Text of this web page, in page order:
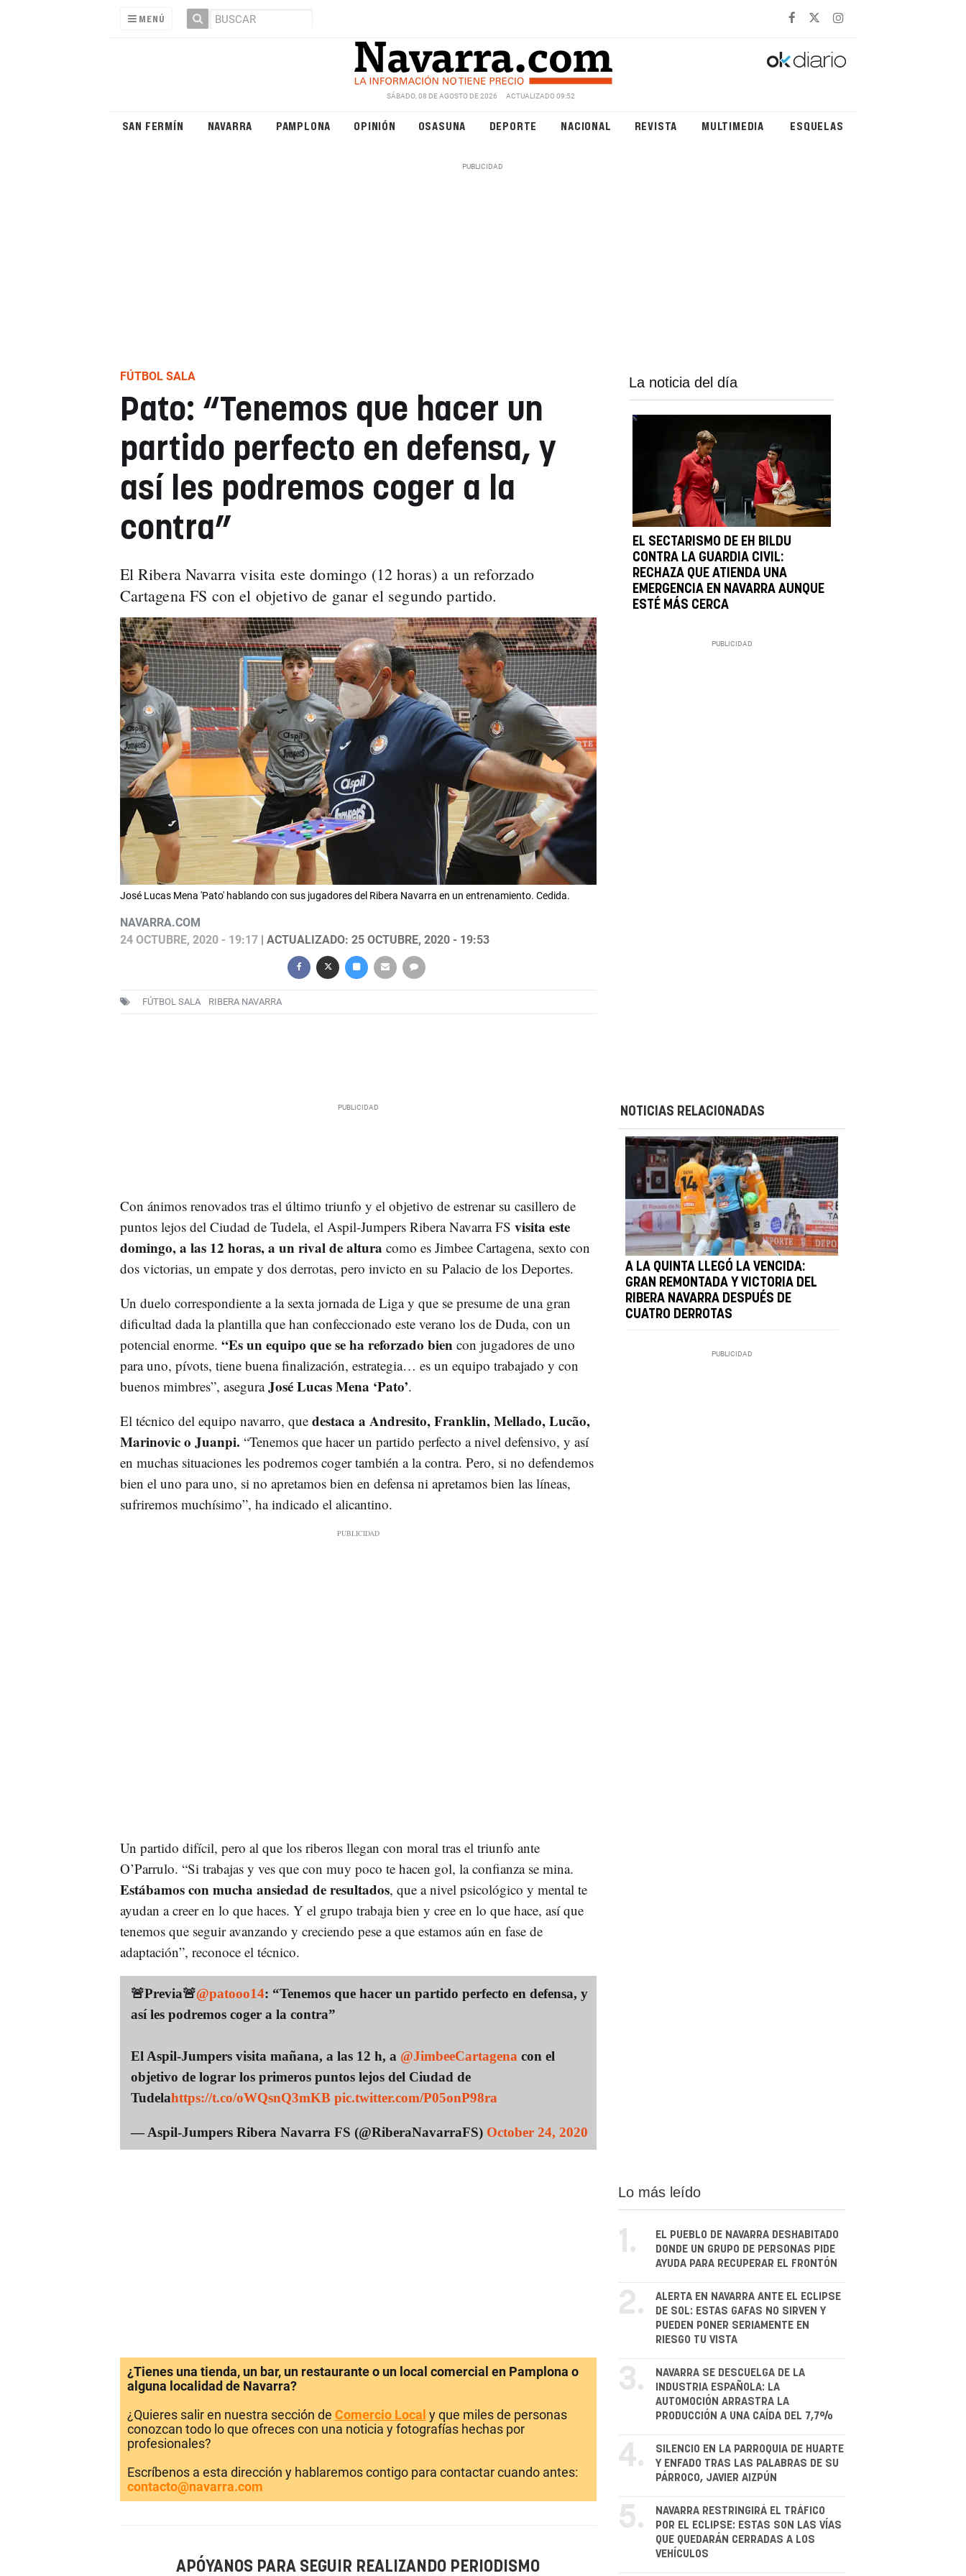
MENÚ
SÁBADO, 08 DE AGOSTO DE 2026 ACTUALIZADO 09:52
SAN FERMÍN NAVARRA PAMPLONA OPINIÓN OSASUNA DEPORTE NACIONAL REVISTA MULTIMEDIA ESQUELAS
FÚTBOL SALA
Pato: “Tenemos que hacer un
partido perfecto en defensa, y
así les podremos coger a la
contra”
El Ribera Navarra visita este domingo (12 horas) a un reforzado
Cartagena FS con el objetivo de ganar el segundo partido.
José Lucas Mena 'Pato' hablando con sus jugadores del Ribera Navarra en un entrenamiento. Cedida.
NAVARRA.COM
24 OCTUBRE, 2020 - 19:17| ACTUALIZADO: 25 OCTUBRE, 2020 - 19:53
FÚTBOL SALA RIBERA NAVARRA
La noticia del día
EL SECTARISMO DE EH BILDU
CONTRA LA GUARDIA CIVIL:
RECHAZA QUE ATIENDA UNA
EMERGENCIA EN NAVARRA AUNQUE
ESTÉ MÁS CERCA
Con ánimos renovados tras el último triunfo y el objetivo de estrenar su casillero de
puntos lejos del Ciudad de Tudela, el Aspil-Jumpers Ribera Navarra FS visita este
domingo, a las 12 horas, a un rival de altura como es Jimbee Cartagena, sexto con
dos victorias, un empate y dos derrotas, pero invicto en su Palacio de los Deportes.
Un duelo correspondiente a la sexta jornada de Liga y que se presume de una gran
dificultad dada la plantilla que han confeccionado este verano los de Duda, con un
potencial enorme. “Es un equipo que se ha reforzado bien con jugadores de uno
para uno, pívots, tiene buena finalización, estrategia… es un equipo trabajado y con
buenos mimbres”, aseguraJosé Lucas Mena ‘Pato’.
El técnico del equipo navarro, que destaca a Andresito, Franklin, Mellado, Lucão,
Marinovic o Juanpi. “Tenemos que hacer un partido perfecto a nivel defensivo, y así
en muchas situaciones les podremos coger también a la contra. Pero, si no defendemos
bien el uno para uno, si no apretamos bien en defensa ni apretamos bien las líneas,
sufriremos muchísimo”, ha indicado el alicantino.
Un partido difícil, pero al que los riberos llegan con moral tras el triunfo ante
O’Parrulo. “Si trabajas y ves que con muy poco te hacen gol, la confianza se mina.
Estábamos con mucha ansiedad de resultados, que a nivel psicológico y mental te
ayudan a creer en lo que haces. Y el grupo trabaja bien y cree en lo que hace, así que
tenemos que seguir avanzando y creciendo pese a que estamos aún en fase de
adaptación”, reconoce el técnico.
🚨Previa🚨@patooo14: “Tenemos que hacer un partido perfecto en defensa, y
así les podremos coger a la contra”
El Aspil-Jumpers visita mañana, a las 12 h, a @JimbeeCartagena con el
objetivo de lograr los primeros puntos lejos del Ciudad de
Tudelahttps://t.co/oWQsnQ3mKB pic.twitter.com/P05onP98ra
— Aspil-Jumpers Ribera Navarra FS (@RiberaNavarraFS) October 24, 2020
NOTICIAS RELACIONADAS
A LA QUINTA LLEGÓ LA VENCIDA:
GRAN REMONTADA Y VICTORIA DEL
RIBERA NAVARRA DESPUÉS DE
CUATRO DERROTAS
¿Tienes una tienda, un bar, un restaurante o un local comercial en Pamplona o
alguna localidad de Navarra?
¿Quieres salir en nuestra sección de Comercio Local y que miles de personas
conozcan todo lo que ofreces con una noticia y fotografías hechas por
profesionales?
Escríbenos a esta dirección y hablaremos contigo para contactar cuando antes:
contacto@navarra.com
APÓYANOS PARA SEGUIR REALIZANDO PERIODISMO
Lo más leído
1.
EL PUEBLO DE NAVARRA DESHABITADO
DONDE UN GRUPO DE PERSONAS PIDE
AYUDA PARA RECUPERAR EL FRONTÓN
2.
ALERTA EN NAVARRA ANTE EL ECLIPSE
DE SOL: ESTAS GAFAS NO SIRVEN Y
PUEDEN PONER SERIAMENTE EN
RIESGO TU VISTA
3.
NAVARRA SE DESCUELGA DE LA
INDUSTRIA ESPAÑOLA: LA
AUTOMOCIÓN ARRASTRA LA
PRODUCCIÓN A UNA CAÍDA DEL 7,7%
4.
SILENCIO EN LA PARROQUIA DE HUARTE
Y ENFADO TRAS LAS PALABRAS DE SU
PÁRROCO, JAVIER AIZPÚN
5.
NAVARRA RESTRINGIRÁ EL TRÁFICO
POR EL ECLIPSE: ESTAS SON LAS VÍAS
QUE QUEDARÁN CERRADAS A LOS
VEHÍCULOS